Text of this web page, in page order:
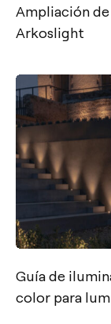
Ampliación
Arkoslight
Guía de
color para